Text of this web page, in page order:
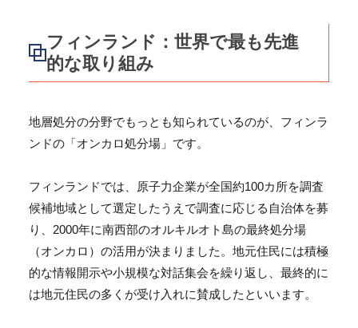
フィンランド：世界で最も先進
的な取り組み
地層処分の分野でもっとも知られているのが、フィンラ
ンドの「オンカロ処分場」です。
フィンランドでは、原子力企業が全国約100カ所を調査
候補地域として選定したうえで調査に応じる自治体を募
り、2000年に南西部のオルキルオト島の最終処分場
（オンカロ）の活用が決まりました。地元住民には積極
的な情報開示や小規模な対話集会を繰り返し、最終的に
は地元住民の多くが受け入れに賛成したといいます。